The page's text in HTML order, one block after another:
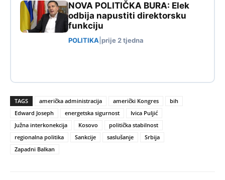
NOVA POLITIČKA BURA: Elek
odbija napustiti direktorsku
funkciju
POLITIKA prije 2 tjedna
TAGS američka administracija američki Kongres
bih
Edward Joseph
energetska sigurnost
Ivica Puljić
Južna interkonekcija
Kosovo
politička stabilnost
regionalna politika
Sankcije saslušanje
Srbija
Zapadni Balkan